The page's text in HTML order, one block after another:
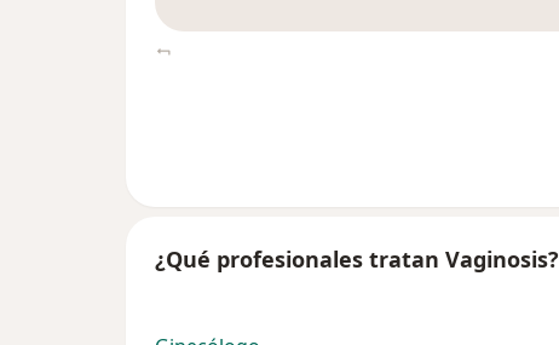
¿Qué profesionales tratan Vaginosis?